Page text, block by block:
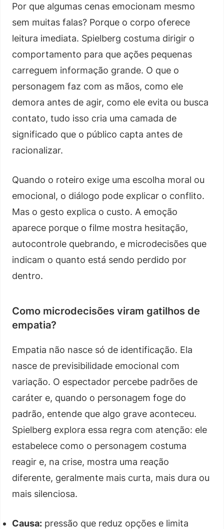
Por que algumas cenas emocionam mesmo
sem muitas falas? Porque o corpo oferece
leitura imediata. Spielberg costuma dirigir o
comportamento para que ações pequenas
carreguem informação grande. O que o
personagem faz com as mãos, como ele
demora antes de agir, como ele evita ou busca
contato, tudo isso cria uma camada de
significado que o público capta antes de
racionalizar.
Quando o roteiro exige uma escolha moral ou
emocional, o diálogo pode explicar o conflito.
Mas o gesto explica o custo. A emoção
aparece porque o filme mostra hesitação,
autocontrole quebrando, e microdecisões que
indicam o quanto está sendo perdido por
dentro.
Como microdecisões viram gatilhos de
empatia?
Empatia não nasce só de identificação. Ela
nasce de previsibilidade emocional com
variação. O espectador percebe padrões de
caráter e, quando o personagem foge do
padrão, entende que algo grave aconteceu.
Spielberg explora essa regra com atenção: ele
estabelece como o personagem costuma
reagir e, na crise, mostra uma reação
diferente, geralmente mais curta, mais dura ou
mais silenciosa.
Causa: pressão que reduz opções e limita